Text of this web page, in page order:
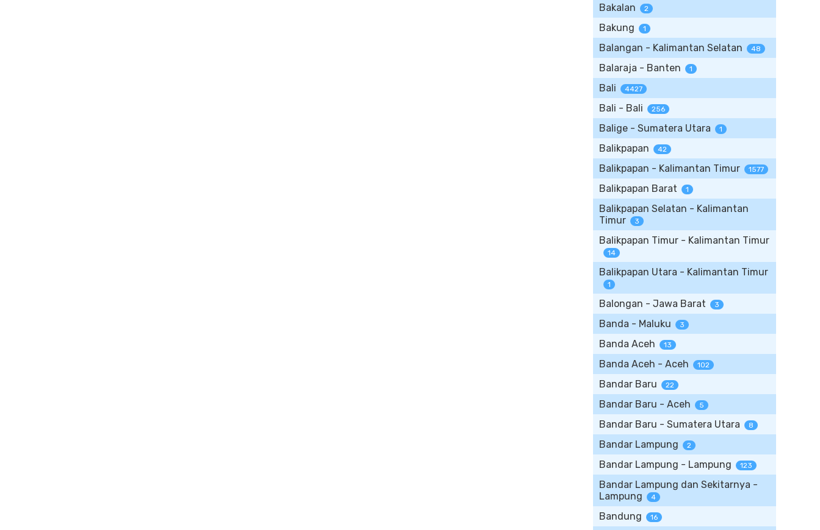
Bakalan 2
Bakung 1
Balangan - Kalimantan Selatan 48
Balaraja - Banten 1
Bali 4427
Bali - Bali 256
Balige - Sumatera Utara 1
Balikpapan 42
Balikpapan - Kalimantan Timur 1577
Balikpapan Barat 1
Balikpapan Selatan - Kalimantan
Timur
3
Balikpapan Timur - Kalimantan Timur
14
Balikpapan Utara - Kalimantan Timur
1
Balongan - Jawa Barat 3
Banda - Maluku 3
Banda Aceh 13
Banda Aceh - Aceh 102
Bandar Baru 22
Bandar Baru - Aceh 5
Bandar Baru - Sumatera Utara 8
Bandar Lampung 2
Bandar Lampung - Lampung 123
Bandar Lampung dan Sekitarnya -
Lampung
4
Bandung 16